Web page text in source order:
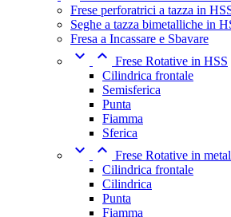
Frese perforatrici a tazza in
Seghe a tazza bimetalliche in
Fresa a Incassare e Sbavare
  Frese Rotative in HSS
Cilindrica frontale
Semisferica
Punta
Fiamma
Sferica
  Frese Rotative in
Cilindrica frontale
Cilindrica
Punta
Fiamma